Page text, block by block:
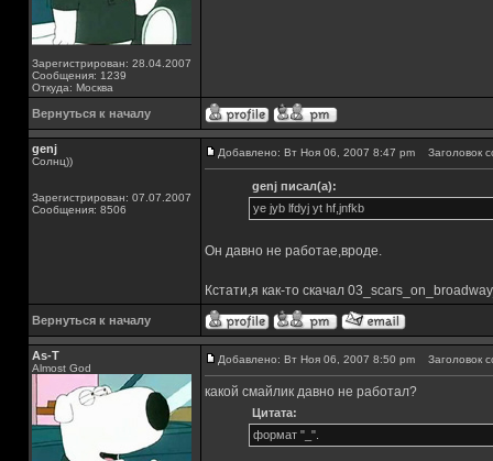
Зарегистрирован: 28.04.2007
Сообщения: 1239
Откуда: Москва
Вернуться к началу
genj
Солнц))
Зарегистрирован: 07.07.2007
Сообщения: 8506
Добавлено: Вт Ноя 06, 2007 8:47 pm Заголовок
genj писал(а):
ye jyb lfdyj yt hf,jnfkb
Он давно не работае,вроде.
Кстати,я как-то скачал
Вернуться к началу
As-T
Almost God
Добавлено: Вт Ноя 06, 2007 8:50 pm Заголовок
какой смайлик давно не работал?
Цитата:
формат "_".